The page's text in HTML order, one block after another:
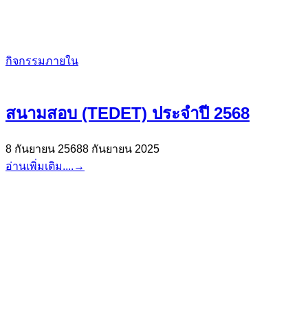
กิจกรรมภายใน
สนามสอบ (TEDET) ประจำปี 2568
8 กันยายน 25688 กันยายน 2025
อ่านเพิ่มเติม.... →